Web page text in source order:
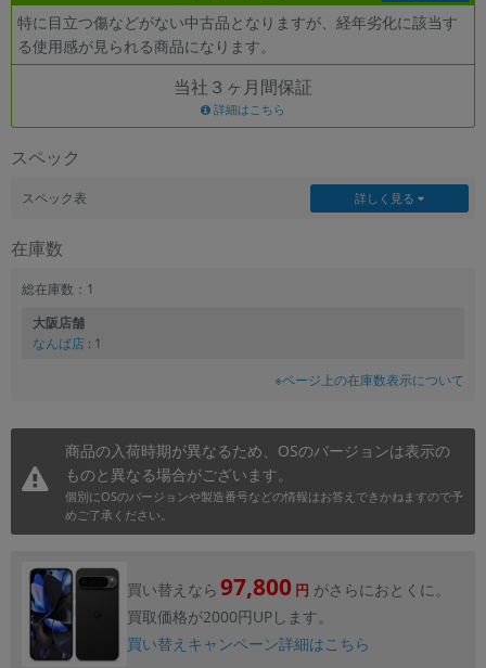
特に目立つ傷などがない中古品となりますが、経年劣化に該当す
る使用感が見られる商品になります。
当社３ヶ月間保証
詳細はこちら
スペック
スペック表 詳しく見る
在庫数
総在庫数：1
大阪店舗
なんば店 : 1
※ページ上の在庫数表示について
商品の入荷時期が異なるため、OSのバージョンは表示の
ものと異なる場合がございます。
個別にOSのバージョンや製造番号などの情報はお答えできかねますので予
めご了承ください。
買い替えなら 97,800 円 がさらにおとくに。
買取価格が2000円UPします。
買い替えキャンペーン詳細はこちら